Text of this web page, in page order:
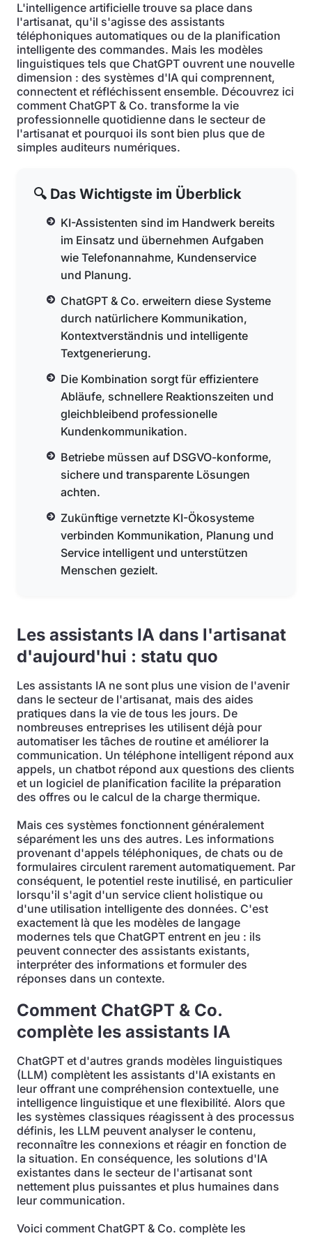
L'intelligence artificielle trouve sa place dans
l'artisanat, qu'il s'agisse des assistants
téléphoniques automatiques ou de la planification
intelligente des commandes. Mais les modèles
linguistiques tels que ChatGPT ouvrent une nouvelle
dimension : des systèmes d'IA qui comprennent,
connectent et réfléchissent ensemble. Découvrez ici
comment ChatGPT & Co. transforme la vie
professionnelle quotidienne dans le secteur de
l'artisanat et pourquoi ils sont bien plus que de
simples auditeurs numériques.
🔍 Das Wichtigste im Überblick
KI-Assistenten sind im Handwerk bereits
im Einsatz und übernehmen Aufgaben
wie Telefonannahme, Kundenservice
und Planung.
ChatGPT & Co. erweitern diese Systeme
durch natürlichere Kommunikation,
Kontextverständnis und intelligente
Textgenerierung.
Die Kombination sorgt für effizientere
Abläufe, schnellere Reaktionszeiten und
gleichbleibend professionelle
Kundenkommunikation.
Betriebe müssen auf DSGVO-konforme,
sichere und transparente Lösungen
achten.
Zukünftige vernetzte KI-Ökosysteme
verbinden Kommunikation, Planung und
Service intelligent und unterstützen
Menschen gezielt.
Les assistants IA dans l'artisanat
d'aujourd'hui : statu quo
Les assistants IA ne sont plus une vision de l'avenir
dans le secteur de l'artisanat, mais des aides
pratiques dans la vie de tous les jours. De
nombreuses entreprises les utilisent déjà pour
automatiser les tâches de routine et améliorer la
communication. Un téléphone intelligent répond aux
appels, un chatbot répond aux questions des clients
et un logiciel de planification facilite la préparation
des offres ou le calcul de la charge thermique.
Mais ces systèmes fonctionnent généralement
séparément les uns des autres. Les informations
provenant d'appels téléphoniques, de chats ou de
formulaires circulent rarement automatiquement. Par
conséquent, le potentiel reste inutilisé, en particulier
lorsqu'il s'agit d'un service client holistique ou
d'une utilisation intelligente des données. C'est
exactement là que les modèles de langage
modernes tels que ChatGPT entrent en jeu : ils
peuvent connecter des assistants existants,
interpréter des informations et formuler des
réponses dans un contexte.
Comment ChatGPT & Co.
complète les assistants IA
ChatGPT et d'autres grands modèles linguistiques
(LLM) complètent les assistants d'IA existants en
leur offrant une compréhension contextuelle, une
intelligence linguistique et une flexibilité. Alors que
les systèmes classiques réagissent à des processus
définis, les LLM peuvent analyser le contenu,
reconnaître les connexions et réagir en fonction de
la situation. En conséquence, les solutions d'IA
existantes dans le secteur de l'artisanat sont
nettement plus puissantes et plus humaines dans
leur communication.
Voici comment ChatGPT & Co. complète les